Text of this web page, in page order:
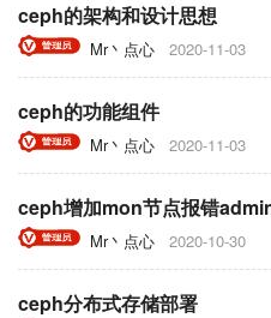
ceph的架构和设计思想
Mr丶点心 2020-11-03
ceph的功能组件
Mr丶点心 2020-11-03
Mr丶点心 2020-10-30
ceph分布式存储部署